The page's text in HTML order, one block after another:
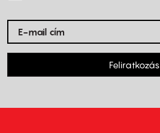
Feliratkozás